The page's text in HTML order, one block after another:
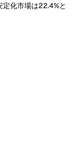
化市場は22.4%と